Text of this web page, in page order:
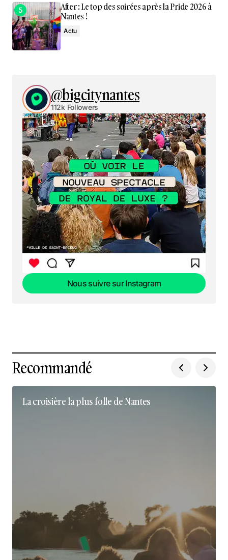
After : Le top des soirées après la Pride 2026 à
Nantes !
Actu
@bigcitynantes
112k Followers
Nous suivre sur Instagram
Recommandé
La croisière la plus folle de Nantes